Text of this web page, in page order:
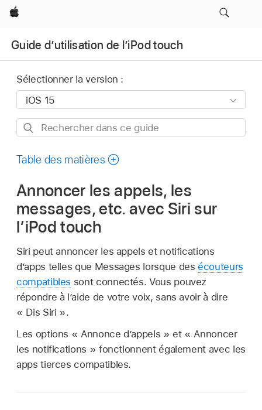
Apple
Guide d’utilisation de l’iPod touch
Sélectionner la version :
Rechercher
ce
Table des matières
Annoncer les appels, les
messages, etc. avec Siri sur
l’iPod touch
Siri peut annoncer les appels et notifications
d’apps telles que Messages lorsque desécouteurs
compatibles sont connectés. Vous pouvez
répondre à l’aide de votre voix, sans avoir à dire
« Dis Siri ».
Les options « Annonce d’appels » et « Annoncer
les notifications » fonctionnent également avec les
apps tierces compatibles.